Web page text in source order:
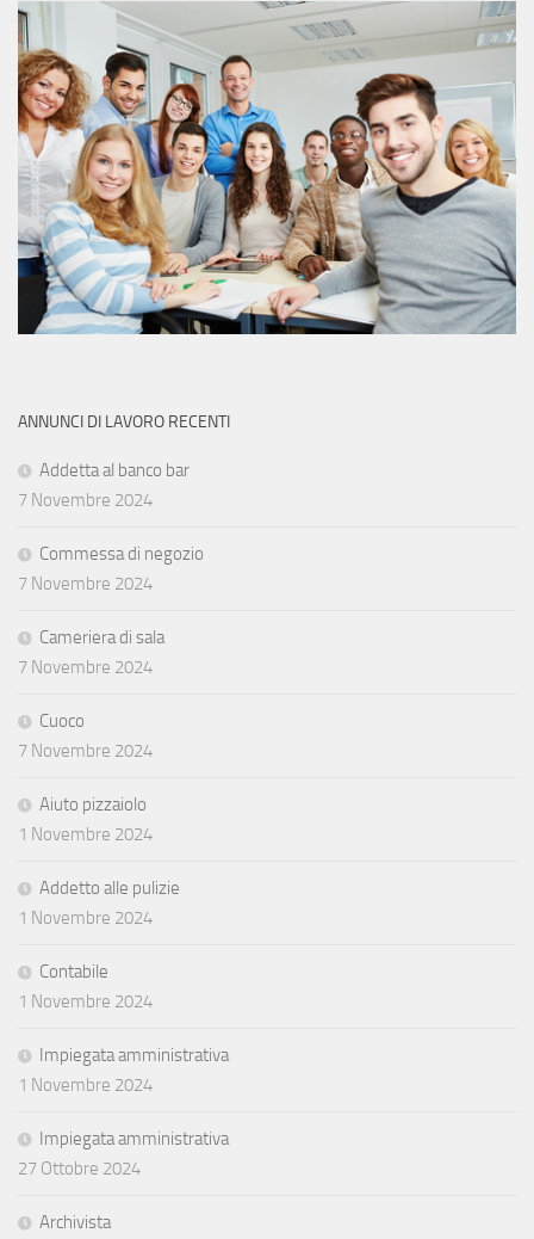
ANNUNCI DI LAVORO RECENTI
Addetta al banco bar
7 Novembre 2024
Commessa di negozio
7 Novembre 2024
Cameriera di sala
7 Novembre 2024
Cuoco
7 Novembre 2024
Aiuto pizzaiolo
1 Novembre 2024
Addetto alle pulizie
1 Novembre 2024
Contabile
1 Novembre 2024
Impiegata amministrativa
1 Novembre 2024
Impiegata amministrativa
27 Ottobre 2024
Archivista